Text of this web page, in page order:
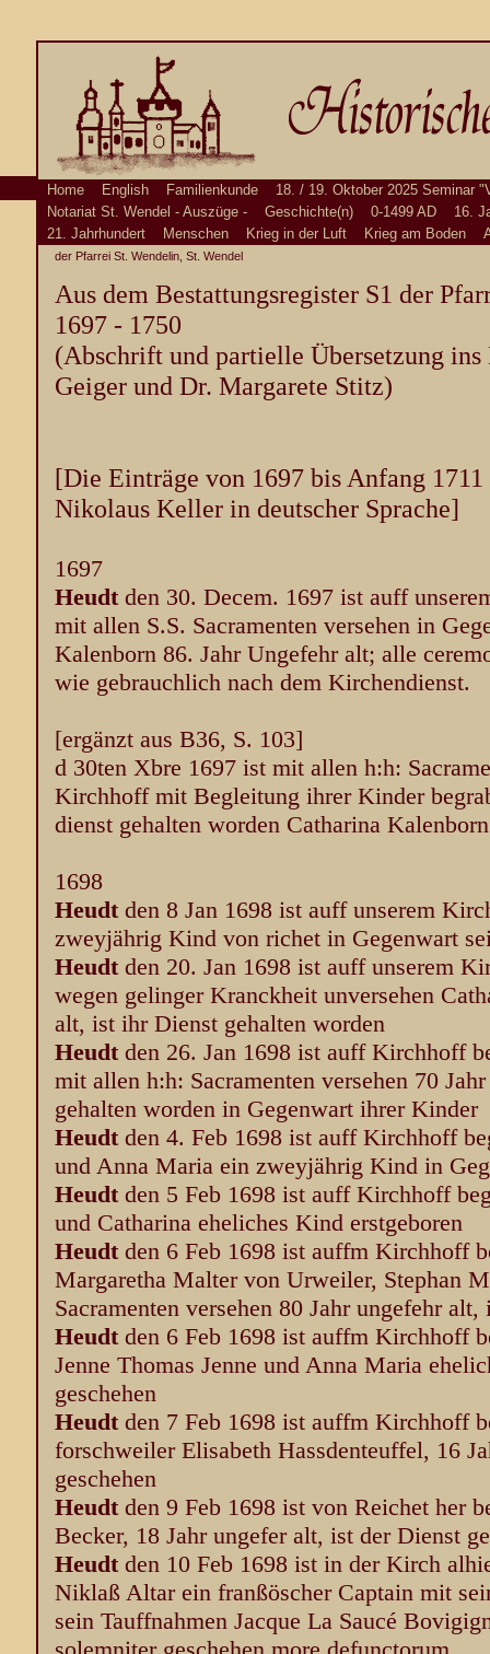
Home English Familienkunde
18. / 19. Oktober 2025 Seminar
Notariat St. Wendel - Auszüge -
Geschichte(n) 0-1499 AD
16.
21. Jahrhundert
Menschen Krieg in der Luft Krieg am Boden
der Pfarrei St. Wendelin, St. Wendel
Aus dem Bestattungsregister S1 der
1697 - 1750
(Abschrift und partielle Übersetzung ins
Geiger und Dr. Margarete Stitz)
[Die Einträge von 1697 bis Anfang
Nikolaus Keller in deutscher Sprache]
1697
Heudt den 30. Decem. 1697 ist auff
mit allen S.S. Sacramenten versehen in
Kalenborn 86. Jahr Ungefehr alt; alle
wie gebrauchlich nach dem Kirchendienst.
[ergänzt aus B36, S. 103]
d 30ten Xbre 1697 ist mit allen h:h:
Kirchhoff mit Begleitung ihrer Kinder
dienst gehalten worden Catharina
1698
Heudt den 8 Jan 1698 ist auff unserem
zweyjährig Kind von richet in Gegenwart
Heudt den 20. Jan 1698 ist auff unserem
wegen gelinger Kranckheit unversehen
alt, ist ihr Dienst gehalten worden
Heudt den 26. Jan 1698 ist auff Kirchhoff
mit allen h:h: Sacramenten versehen 70
gehalten worden in Gegenwart ihrer Kinder
Heudt den 4. Feb 1698 ist auff Kirchhoff
und Anna Maria ein zweyjährig Kind in
Heudt den 5 Feb 1698 ist auff Kirchhoff
und Catharina eheliches Kind erstgeboren
Heudt den 6 Feb 1698 ist auffm Kirchhoff
Margaretha Malter von Urweiler, Stephan
Sacramenten versehen 80 Jahr ungefehr
Heudt den 6 Feb 1698 ist auffm Kirchhoff
Jenne Thomas Jenne und Anna Maria
geschehen
Heudt den 7 Feb 1698 ist auffm Kirchhoff
forschweiler Elisabeth Hassdenteuffel, 16
geschehen
Heudt den 9 Feb 1698 ist von Reichet her
Becker, 18 Jahr ungefer alt, ist der Dienst
Heudt den 10 Feb 1698 ist in der Kirch
Niklaß Altar ein franßöscher Captain mit
sein Tauffnahmen Jacque La Saucé